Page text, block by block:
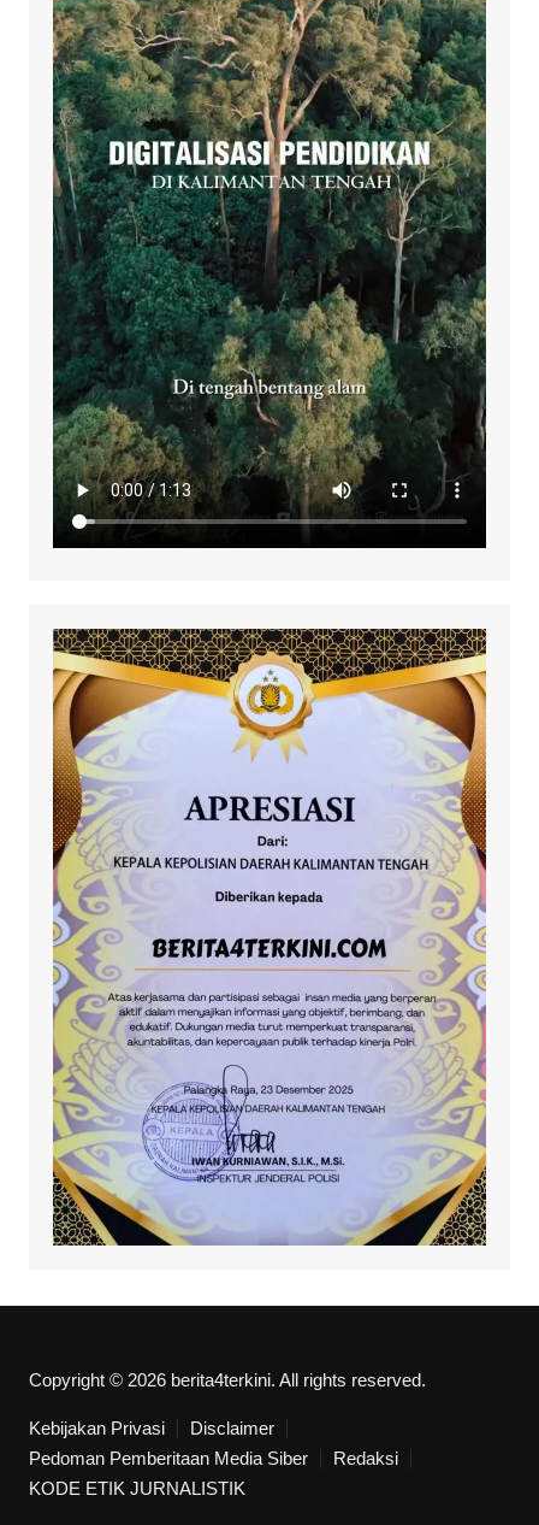
Copyright © 2026 berita4terkini. All rights reserved.
Kebijakan Privasi
Disclaimer
Pedoman Pemberitaan Media Siber
Redaksi
KODE ETIK JURNALISTIK